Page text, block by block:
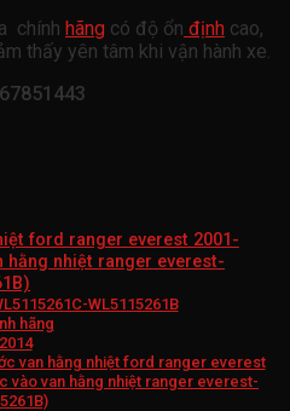
chính hãng có độ ổn định cao,
thấy yên tâm khi vận hành xe.
ford ranger everest 2001-
hằng nhiệt ranger everest-
WL5115261B
hãng
van hằng nhiệt ford ranger everest
vào van hằng nhiệt ranger everest-